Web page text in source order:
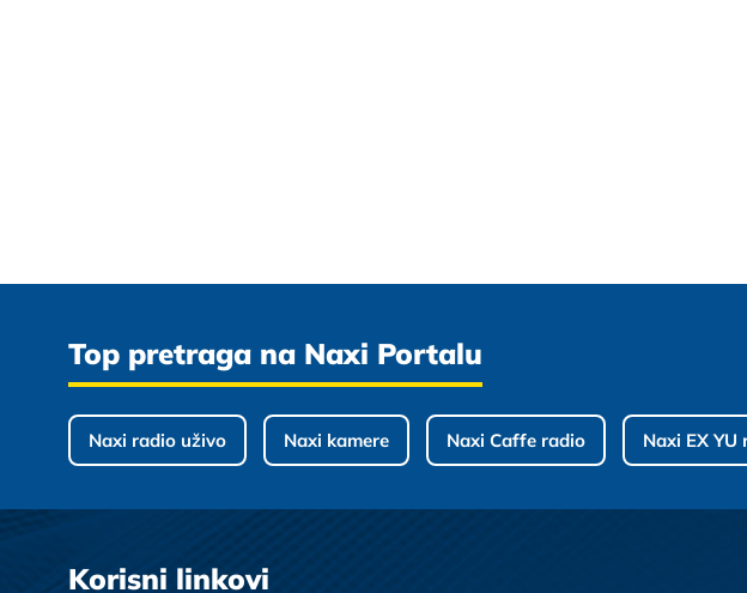
Top pretraga na Naxi Portalu
Naxi radio uživo Naxi kamere Naxi Caffe radio Naxi EX YU
Korisni linkovi